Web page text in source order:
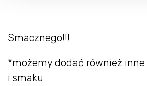
Smacznego!!!
*możemy dodać również inne
i smaku